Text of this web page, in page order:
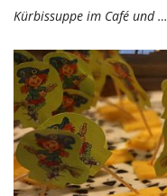
Kürbissuppe im Café und …